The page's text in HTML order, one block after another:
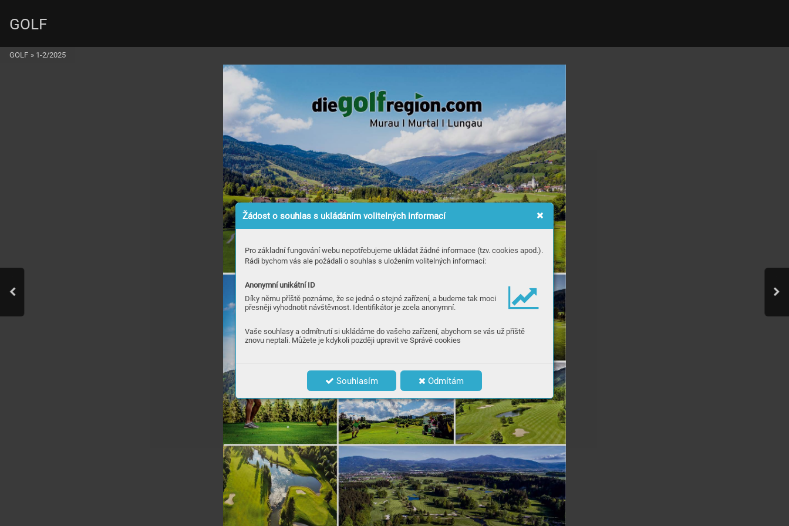
Žádost o souhlas s ukládáním volitelných informací
Pro základní fungování webu nepotřebujeme ukládat žádné informace (tzv. cookies apod.).
Rádi bychom vás ale požádali o souhlas s uložením volitelných informací:
Anonymní unikátní ID
Díky němu příště poznáme, že se jedná o stejné zařízení, a budeme tak moci
přesněji vyhodnotit návštěvnost. Identifikátor je zcela anonymní.
Vaše souhlasy a odmítnutí si ukládáme do vašeho zařízení, abychom se vás už příště
znovu neptali. Můžete je kdykoli později upravit ve Správě cookies
Souhlasím Odmítám
GOLF
GOLF » 1-2/2025